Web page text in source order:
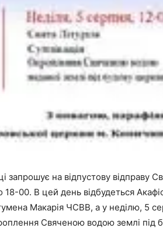
на відпустову відправу
18-00. В цей день відбудеться
Макарія ЧСВВ, а у неділю, 5
Свяченою водою землі під